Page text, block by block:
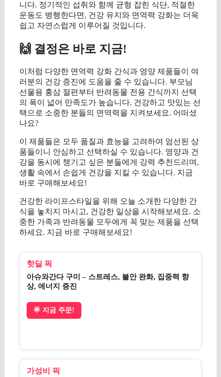
니다. 정기적인 섭취와 함께 균형 잡힌 식단, 적절한
운동도 병행한다면, 건강 유지와 면역력 강화는 더욱
쉽고 자연스럽게 이루어질 것입니다.
🙌 결정은 바로 지금!
이처럼 다양한 면역력 강화 간식과 영양 제품들이 여
러분의 건강 증진에 도움을 줄 수 있습니다. 부모님
선물용 홍삼 절편부터 반려동물 전용 간식까지 선택
의 폭이 넓어 만족도가 높습니다. 건강하고 맛있는 선
택으로 소중한 분들의 면역력을 지켜보세요. 어떠셨
나요?
이 제품들은 모두 품질과 효능을 고려하여 엄선된 상
품들이니 안심하고 선택하실 수 있습니다. 영양과 건
강을 동시에 챙기고 싶은 분들에게 강력 추천드리며,
생활 속에서 손쉽게 건강을 지킬 수 있습니다. 지금
바로 구매해보세요!
건강한 라이프스타일을 위해 오늘 소개한 다양한 간
식을 놓치지 마시고, 건강한 일상을 시작해보세요. 소
중한 가족과 반려동물 모두에게 꼭 맞는 제품을 선택
하세요. 지금 바로 구매해보세요!
핫딜 픽
아슈와간다 구미 – 스트레스, 불안 완화, 집중력 향
상, 에너지 증진
🌟 지금 주문!
가성비 픽